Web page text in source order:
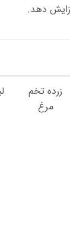
دهد.
زرده تخم
مرغ